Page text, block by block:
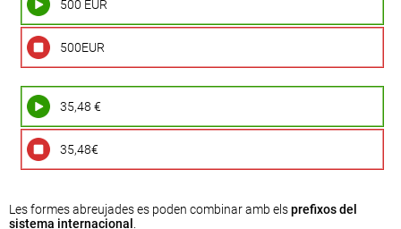
500 EUR
500EUR
35,48 €
35,48€
Les formes abreujades es poden combinar amb elsprefixos del
sistema internacional .